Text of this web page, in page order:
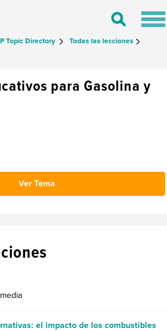
Toggle
Topic Directory
Todas las lecciones
para Gasolina y
Ver Tema
el impacto de los combustibles